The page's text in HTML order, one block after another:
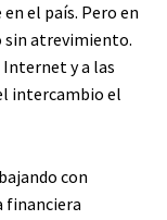
el país. Pero en
sin atrevimiento.
Internet y a las
intercambio el
con
financiera